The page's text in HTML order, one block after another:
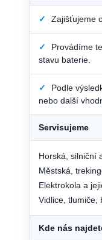
✓ Zajišťujeme
✓
Provádíme
stavu baterie.
✓
Podle
nebo další
Servisujeme
Horská, silniční
Městská,
Elektrokola a
Vidlice, tlumiče,
Kde nás